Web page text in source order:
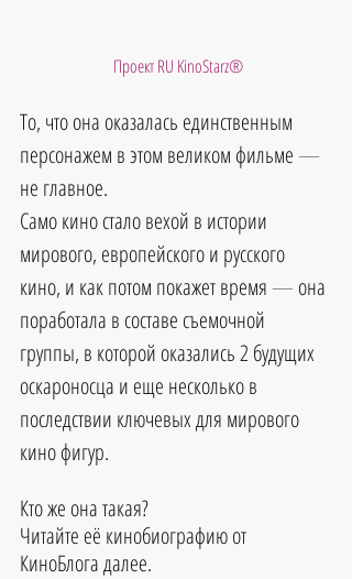
Проект RU KinoStarz®
То, что она оказалась единственным
персонажем в этом великом фильме —
не главное.
Само кино стало вехой в истории
мирового, европейского и русского
кино, и как потом покажет время — она
поработала в составе съемочной
группы, в которой оказались 2 будущих
оскароносца и еще несколько в
последствии ключевых для мирового
кино фигур.
Кто же она такая?
Читайте её кинобиографию от
КиноБлога далее.